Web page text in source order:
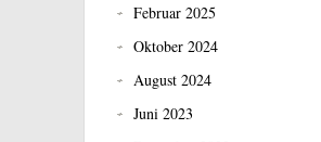
Februar 2025
Oktober 2024
August 2024
Juni 2023